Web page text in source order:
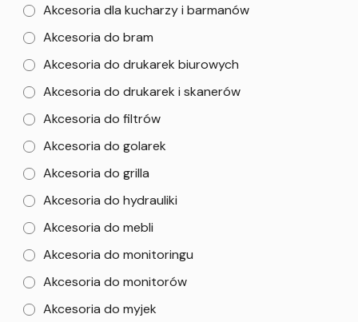
Akcesoria dla kucharzy i barmanów
Akcesoria do bram
Akcesoria do drukarek biurowych
Akcesoria do drukarek i skanerów
Akcesoria do filtrów
Akcesoria do golarek
Akcesoria do grilla
Akcesoria do hydrauliki
Akcesoria do mebli
Akcesoria do monitoringu
Akcesoria do monitorów
Akcesoria do myjek